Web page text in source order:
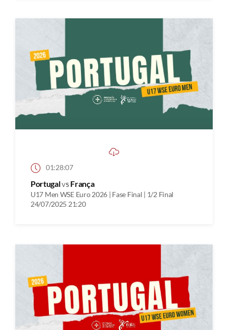
01:28:07
Portugalvs França
U17 Men WSE Euro 2026 | Fase Final | 1/2 Final
24/07/2025 21:20